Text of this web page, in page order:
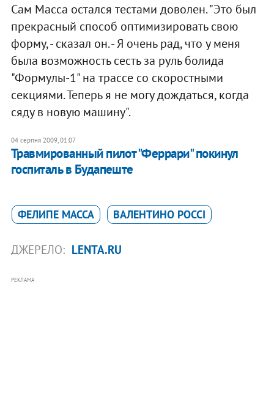
Сам Масса остался тестами доволен. "Это был
прекрасный способ оптимизировать свою
форму, - сказал он. - Я очень рад, что у меня
была возможность сесть за руль болида
"Формулы-1" на трассе со скоростными
секциями. Теперь я не могу дождаться, когда
сяду в новую машину".
04 серпня 2009, 01:07
Травмированный пилот "Феррари" покинул
госпиталь в Будапеште
ФЕЛИПЕ МАССА ВАЛЕНТИНО РОССІ
ДЖЕРЕЛО: LENTA.RU
РЕКЛАМА